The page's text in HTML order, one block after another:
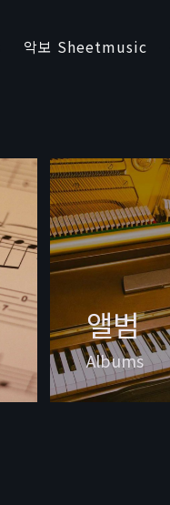
악보 Sheetmusic
앨범
Albums